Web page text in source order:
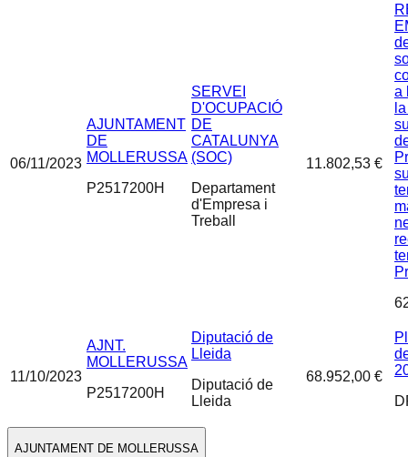
06/11/2023
AJUNTAMENT
DE
MOLLERUSSA
P2517200H
SERVEI
D'OCUPACIÓ
DE
CATALUNYA
(SOC)
Departament
d'Empresa i
Treball
11.802,53 €
a
11/10/2023
AJNT.
MOLLERUSSA
P2517200H
Diputació de
Lleida
Diputació de
Lleida
68.952,00 €
AJUNTAMENT DE MOLLERUSSA